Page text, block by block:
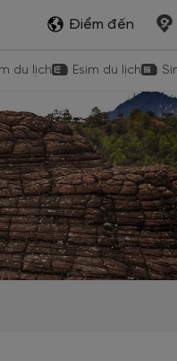
Điểm đến
du lịch Esim du lịch